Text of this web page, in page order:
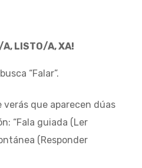
A, LISTO/A, XA!
“Falar”.
verás que aparecen dúas
“Fala guiada (Ler
(Responder